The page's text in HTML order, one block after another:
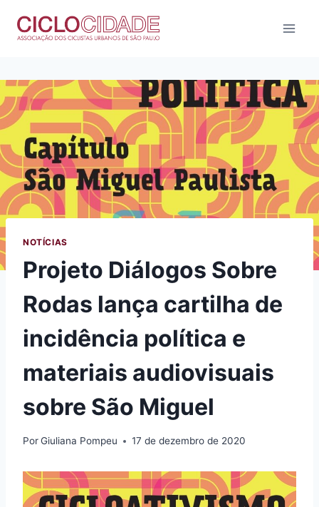
para
NOTÍCIAS
Projeto Diálogos Sobre
Rodas lança cartilha de
incidência política e
materiais audiovisuais
sobre São Miguel
PorGiuliana Pompeu 17 de dezembro de 2020